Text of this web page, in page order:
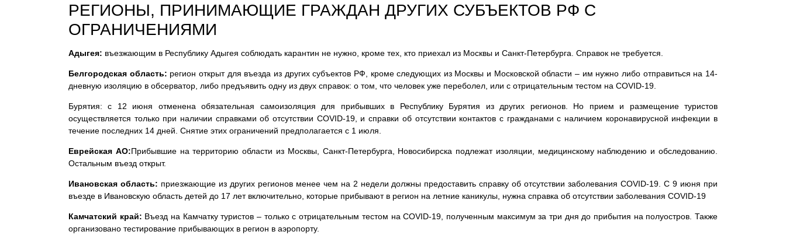
РЕГИОНЫ, ПРИНИМАЮЩИЕ ГРАЖДАН ДРУГИХ СУБЪЕКТОВ РФ С
ОГРАНИЧЕНИЯМИ
Адыгея: въезжающим в Республику Адыгея соблюдать карантин не нужно, кроме тех, кто приехал из Москвы и Санкт-Петербурга. Справок не требуется.
Белгородская область: регион открыт для въезда из других субъектов РФ, кроме следующих из Москвы и Московской области – им нужно либо отправиться на 14-
дневную изоляцию в обсерватор, либо предъявить одну из двух справок: о том, что человек уже переболел, или с отрицательным тестом на COVID-19.
Бурятия: с 12 июня отменена обязательная самоизоляция для прибывших в Республику Бурятия из других регионов. Но прием и размещение туристов
осуществляется только при наличии справками об отсутствии СOVID-19, и справки об отсутствии контактов с гражданами с наличием коронавирусной инфекции в
течение последних 14 дней. Снятие этих ограничений предполагается с 1 июля.
Еврейская АО:Прибывшие на территорию области из Москвы, Санкт-Петербурга, Новосибирска подлежат изоляции, медицинскому наблюдению и обследованию.
Остальным въезд открыт.
Ивановская область: приезжающие из других регионов менее чем на 2 недели должны предоставить справку об отсутствии заболевания COVID-19. С 9 июня при
въезде в Ивановскую область детей до 17 лет включительно, которые прибывают в регион на летние каникулы, нужна справка об отсутствии заболевания COVID-19
Камчатский край: Въезд на Камчатку туристов – только с отрицательным тестом на COVID-19, полученным максимум за три дня до прибытия на полуостров. Также
организовано тестирование прибывающих в регион в аэропорту.